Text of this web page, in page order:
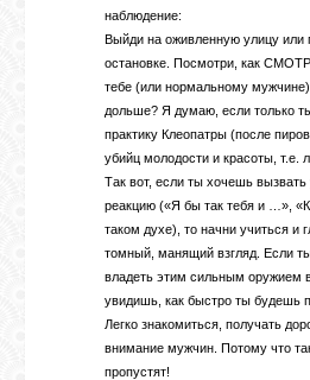
наблюдение:
Выйди на оживленную улицу или
остановке. Посмотри, как
тебе (или нормальному
дольше? Я думаю, если только
практику Клеопатры (после
убийц молодости и красоты, т.е.
Так вот, если ты хочешь
реакцию («Я бы так тебя и …»,
таком духе), то начни учиться
томный, манящий взгляд. Если
владеть этим сильным оружием
увидишь, как быстро ты будешь
Легко знакомиться, получать
внимание мужчин. Потому что
пропустят!